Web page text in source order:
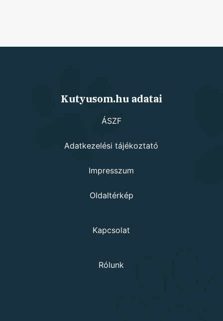
Kutyusom.hu adatai
ÁSZF
Adatkezelési tájékoztató
Impresszum
Oldaltérkép
Kapcsolat
Rólunk